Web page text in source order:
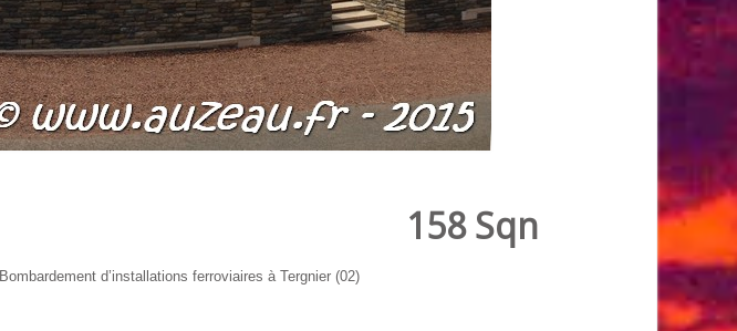
158 Sqn
Bombardement d’installations ferroviaires à Tergnier (02)